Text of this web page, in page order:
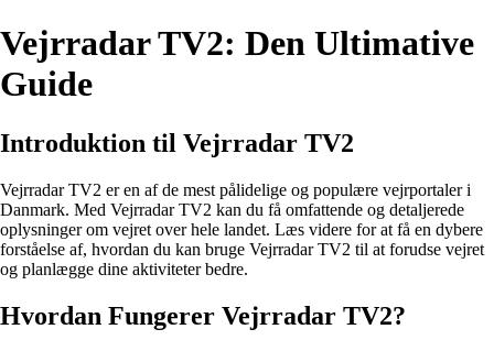
Vejrradar TV2: Den Ultimative
Guide
Introduktion til Vejrradar TV2
Vejrradar TV2 er en af de mest pålidelige og populære vejrportaler i
Danmark. Med Vejrradar TV2 kan du få omfattende og detaljerede
oplysninger om vejret over hele landet. Læs videre for at få en dybere
forståelse af, hvordan du kan bruge Vejrradar TV2 til at forudse vejret
og planlægge dine aktiviteter bedre.
Hvordan Fungerer Vejrradar TV2?